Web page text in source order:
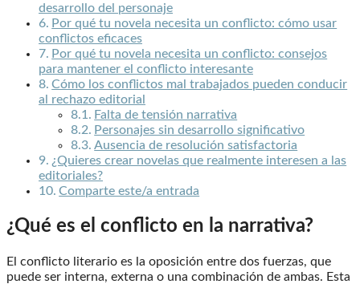
desarrollo del personaje
Por qué tu novela necesita un conflicto: cómo usar
conflictos eficaces
Por qué tu novela necesita un conflicto: consejos
para mantener el conflicto interesante
Cómo los conflictos mal trabajados pueden conducir
al rechazo editorial
Falta de tensión narrativa
Personajes sin desarrollo significativo
Ausencia de resolución satisfactoria
¿Quieres crear novelas que realmente interesen a las
editoriales?
Comparte este/a entrada
¿Qué es el conflicto en la narrativa?
El conflicto literario es la oposición entre dos fuerzas, que
puede ser interna, externa o una combinación de ambas. Esta